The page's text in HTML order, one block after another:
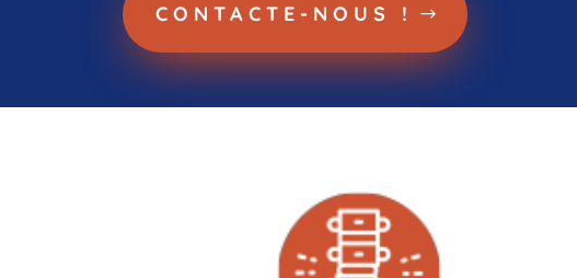
CONTACTE-NOUS !